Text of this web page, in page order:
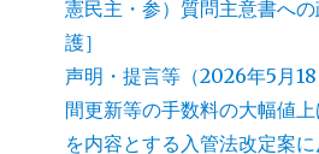
憲民主・参）質問主意書へ
護］
声明・提言等（2026年5月
間更新等の手数料の大幅値
を内容とする入管法改定案に